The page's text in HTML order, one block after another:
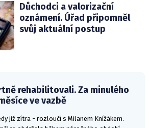
Důchodci a valorizační
oznámení. Úřad připomněl
svůj aktuální postup
rehabilitovali. Za minulého
ve vazbě
již zítra - rozloučí s Milanem Knížákem.